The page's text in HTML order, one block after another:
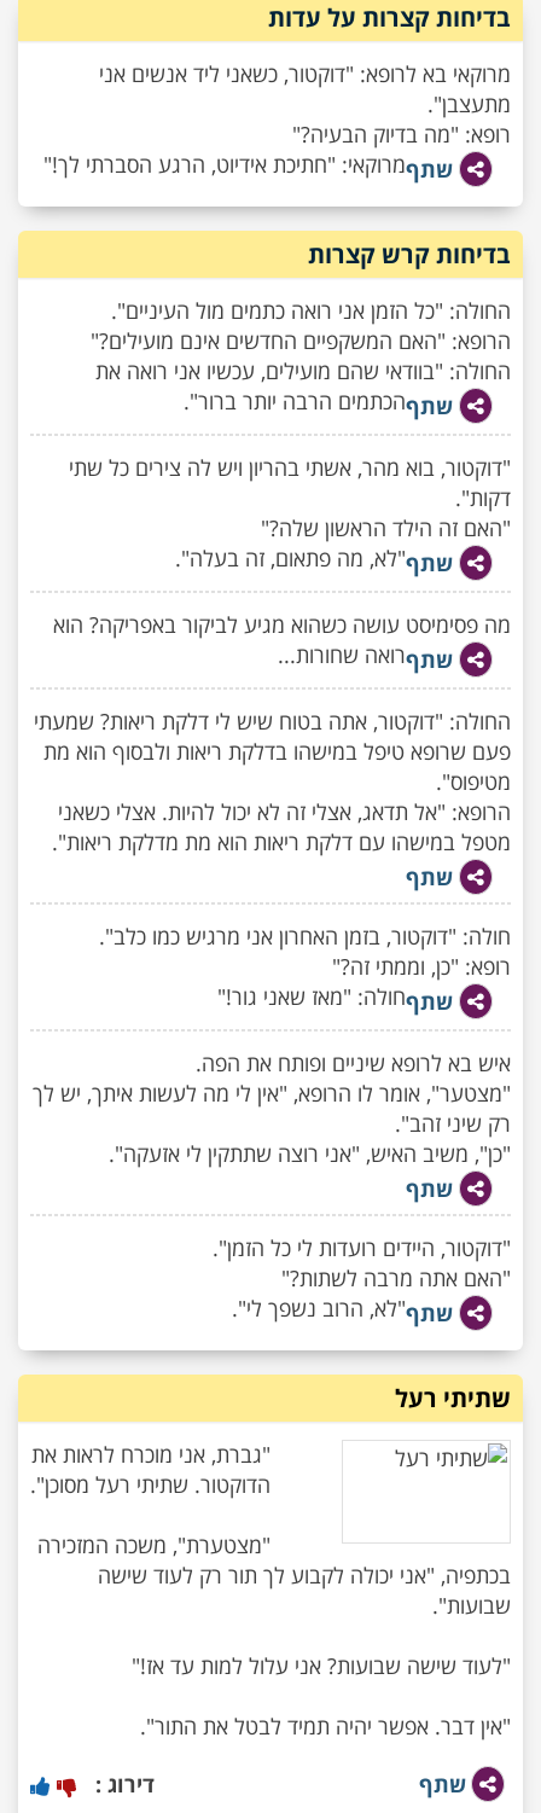
בדיחות קצרות על עדות
מרוקאי בא לרופא: "דוקטור, כשאני ליד אנשים אני
מתעצבן".
רופא: "מה בדיוק הבעיה?"
מרוקאי: "חתיכת אידיוט, הרגע הסברתי לך!"שתף
בדיחות קרש קצרות
החולה: "כל הזמן אני רואה כתמים מול העיניים".
הרופא: "האם המשקפיים החדשים אינם מועילים?"
החולה: "בוודאי שהם מועילים, עכשיו אני רואה את
הכתמים הרבה יותר ברור".שתף
"דוקטור, בוא מהר, אשתי בהריון ויש לה צירים כל שתי
דקות".
"האם זה הילד הראשון שלה?"
"לא, מה פתאום, זה בעלה".שתף
מה פסימיסט עושה כשהוא מגיע לביקור באפריקה? הוא
רואה שחורות...שתף
החולה: "דוקטור, אתה בטוח שיש לי דלקת ריאות? שמעתי
פעם שרופא טיפל במישהו בדלקת ריאות ולבסוף הוא מת
מטיפוס".
הרופא: "אל תדאג, אצלי זה לא יכול להיות. אצלי כשאני
מטפל במישהו עם דלקת ריאות הוא מת מדלקת ריאות".
שתף
חולה: "דוקטור, בזמן האחרון אני מרגיש כמו כלב".
רופא: "כן, וממתי זה?"
חולה: "מאז שאני גור!"שתף
איש בא לרופא שיניים ופותח את הפה.
"מצטער", אומר לו הרופא, "אין לי מה לעשות איתך, יש לך
רק שיני זהב".
"כן", משיב האיש, "אני רוצה שתתקין לי אזעקה".
שתף
"דוקטור, היידים רועדות לי כל הזמן".
"האם אתה מרבה לשתות?"
"לא, הרוב נשפך לי".שתף
שתיתי רעל
"גברת, אני מוכרח לראות את
"מצטערת", משכה המזכירה
בכתפיה, "אני יכולה לקבוע לך תור רק לעוד שישה
"אין דבר. אפשר יהיה תמיד לבטל את התור".
שתף
דירוג :